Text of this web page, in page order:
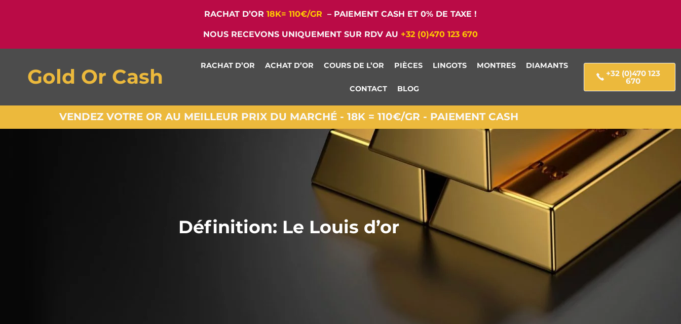
RACHAT D’OR 18K= 110€/GR – PAIEMENT CASH ET 0% DE TAXE !
NOUS RECEVONS UNIQUEMENT SUR RDV AU +32 (0)470 123 670
Gold Or Cash RACHAT D’OR ACHAT D’OR COURS DE L’OR PIÈCES LINGOTS MONTRES DIAMANTS
CONTACT BLOG
+32 (0)470 123
670
VENDEZ VOTRE OR AU MEILLEUR PRIX DU MARCHÉ - 18K = 110€/GR - PAIEMENT CASH
Définition: Le Louis d’or